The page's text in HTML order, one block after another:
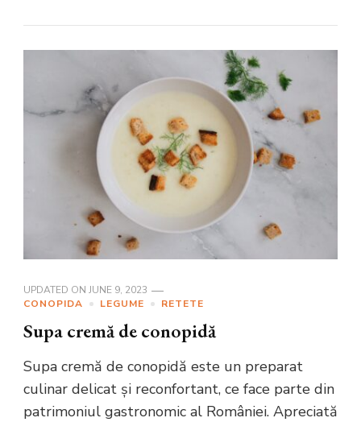
UPDATED ON JUNE 9, 2023
CONOPIDA
LEGUME RETETE
Supa cremă de conopidă
Supa cremă de conopidă este un preparat
culinar delicat și reconfortant, ce face parte din
patrimoniul gastronomic al României. Apreciată